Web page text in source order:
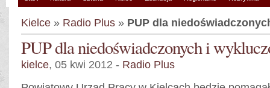
Kielce » Radio Plus » PUP dla
PUP dla niedoświadczonych i
kielce, 05 kwi 2012 - Radio Plus